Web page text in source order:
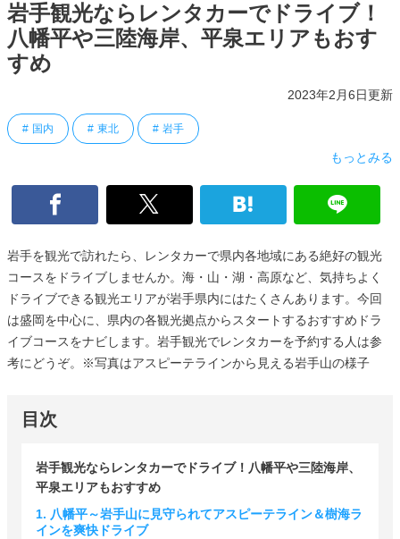
岩手観光ならレンタカーでドライブ！
八幡平や三陸海岸、平泉エリアもおす
すめ
2023年2月6日更新
国内 東北 岩手
もっとみる
岩手を観光で訪れたら、レンタカーで県内各地域にある絶好の観光
コースをドライブしませんか。海・山・湖・高原など、気持ちよく
ドライブできる観光エリアが岩手県内にはたくさんあります。今回
は盛岡を中心に、県内の各観光拠点からスタートするおすすめドラ
イブコースをナビします。岩手観光でレンタカーを予約する人は参
考にどうぞ。※写真はアスピーテラインから見える岩手山の様子
目次
岩手観光ならレンタカーでドライブ！八幡平や三陸海岸、
平泉エリアもおすすめ
1. 八幡平～岩手山に見守られてアスピーテライン＆樹海ラ
インを爽快ドライブ